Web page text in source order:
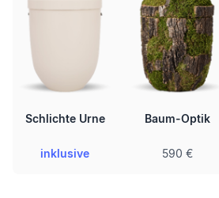
Schlichte Urne
inklusive
Baum-Optik
590 €